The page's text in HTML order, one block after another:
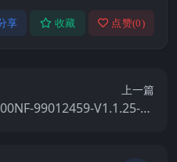
享 收藏 点赞(0)
上一篇
99012459-V1.1.25-72